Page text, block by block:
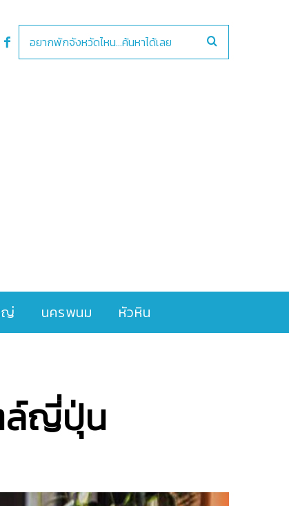
ญ่ นครพนม หัวหิน
ล์ญี่ปุ่น